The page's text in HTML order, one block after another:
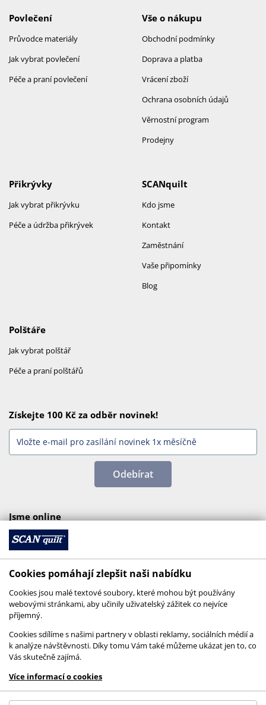
Povlečení
Průvodce materiály
Jak vybrat povlečení
Péče a praní povlečení
Vše o nákupu
Obchodní podmínky
Doprava a platba
Vrácení zboží
Ochrana osobních údajů
Věrnostní program
Prodejny
SCANquilt
Kdo jsme
Kontakt
Zaměstnání
Vaše připomínky
Blog
Přikrývky
Jak vybrat přikrývku
Péče a údržba přikrývek
Polštáře
Jak vybrat polštář
Péče a praní polštářů
Získejte 100 Kč za odběr novinek!
Odebírat
Jsme online
© 2026 SCANquilt - všechna práva vyhrazena
This site is protected by reCAPTCHA and the
GooglePrivacy PolicyandTerms of Serviceapply.
Cookies pomáhají zlepšit naši nabídku
Cookies jsou malé textové soubory, které mohou být používány
webovými stránkami, aby učinily uživatelský zážitek co nejvíce
příjemný.
Cookies sdílíme s našimi partnery v oblasti reklamy, sociálních médií a
k analýze návštěvnosti. Díky tomu Vám také můžeme ukázat jen to, co
Vás skutečně zajímá.
Více informací o cookies